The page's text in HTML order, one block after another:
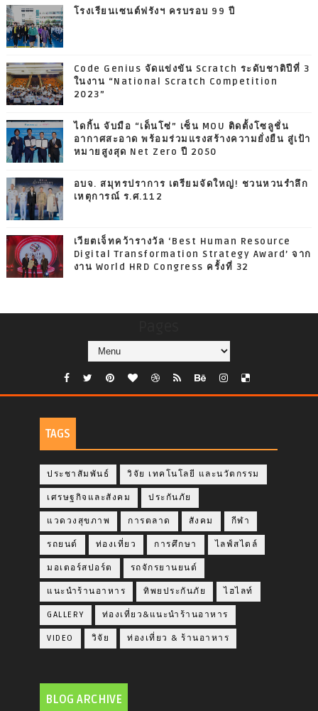
โรงเรียนเซนต์ฟรังฯ ครบรอบ 99 ปี
Code Genius จัดแข่งขัน Scratch ระดับชาติปีที่ 3
ในงาน “National Scratch Competition
2023”
ไดกิ้น จับมือ “เด็นโซ่” เซ็น MOU ติดตั้งโซลูชั่น
อากาศสะอาด พร้อมร่วมแรงสร้างความยั่งยืน สู่เป้า
หมายสูงสุด Net Zero ปี 2050
อบจ. สมุทรปราการ เตรียมจัดใหญ่! ชวนหวนรำลึก
เหตุการณ์ ร.ศ.112
เวียตเจ็ทคว้ารางวัล ‘Best Human Resource
Digital Transformation Strategy Award’ จาก
งาน World HRD Congress ครั้งที่ 32
TAGS
ประชาสัมพันธ์ วิจัย เทคโนโลยี และนวัตกรรม
เศรษฐกิจและสังคม ประกันภัย
แวดวงสุขภาพ การตลาด สังคม กีฬา
รถยนต์ ท่องเที่ยว การศึกษา ไลฟ์สไตล์
มอเตอร์สปอร์ต รถจักรยานยนต์
แนะนำร้านอาหาร ทิพยประกันภัย ไฮไลท์
GALLERY ท่องเที่ยว&แนะนำร้านอาหาร
VIDEO วิจัย ท่องเที่ยว & ร้านอาหาร
BLOG ARCHIVE